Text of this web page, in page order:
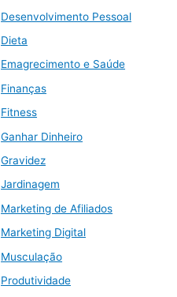
Desenvolvimento Pessoal
Dieta
Emagrecimento e Saúde
Finanças
Fitness
Ganhar Dinheiro
Gravidez
Jardinagem
Marketing de Afiliados
Marketing Digital
Musculação
Produtividade